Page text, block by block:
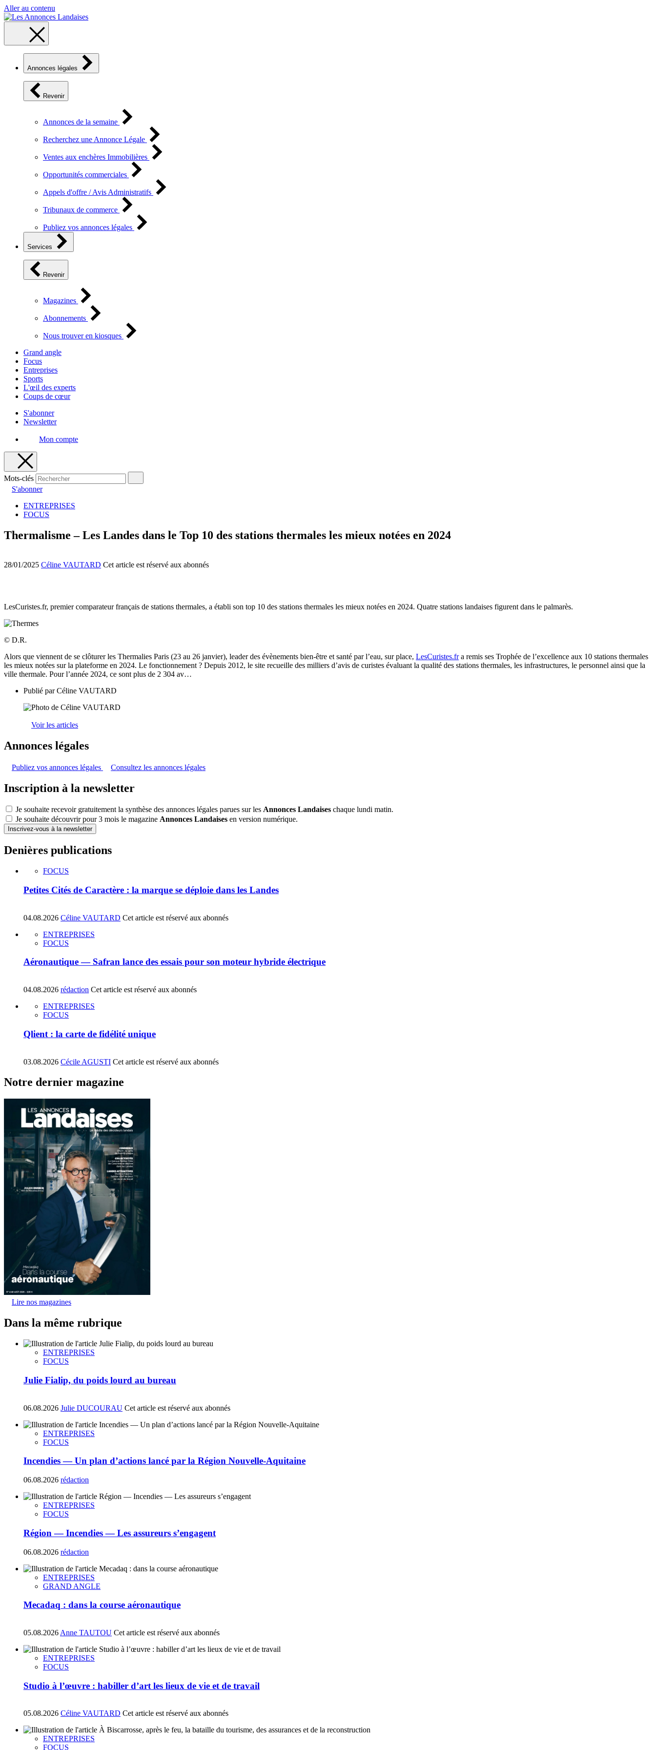
Aller au contenu
Annonces légales
Revenir
Annonces de la semaine
Recherchez une Annonce Légale
Ventes aux enchères Immobilières
Opportunités commerciales
Appels d'offre / Avis Administratifs
Tribunaux de commerce
Publiez vos annonces légales
Services
Revenir
Magazines
Abonnements
Nous trouver en kiosques
Grand angle
Focus
Entreprises
Sports
L'œil des experts
Coups de cœur
S'abonner
Newsletter
Mon compte
Mots-clés
S'abonner
ENTREPRISES
FOCUS
Thermalisme – Les Landes dans le Top 10 des stations thermales les mieux notées en 2024
28/01/2025 Céline VAUTARD Cet article est réservé aux abonnés
LesCuristes.fr, premier comparateur français de stations thermales, a établi son top 10 des stations thermales les mieux notées en 2024. Quatre stations landaises figurent dans le palmarès.
© D.R.
Alors que viennent de se clôturer les Thermalies Paris (23 au 26 janvier), leader des évènements bien-être et santé par l’eau, sur place, LesCuristes.fra remis ses Trophée de l’excellence aux 10 stations thermales
les mieux notées sur la plateforme en 2024. Le fonctionnement ? Depuis 2012, le site recueille des milliers d’avis de curistes évaluant la qualité des stations thermales, les infrastructures, le personnel ainsi que la
ville thermale. Pour l’année 2024, ce sont plus de 2 304 av…
Publié parCéline VAUTARD
Voir les articles
Annonces légales
Publiez vos annonces légales Consultez les annonces légales
Inscription à la newsletter
Je souhaite recevoir gratuitement la synthèse des annonces légales parues sur les Annonces Landaises chaque lundi matin.
Je souhaite découvrir pour 3 mois le magazine Annonces Landaises en version numérique.
Inscrivez-vous à la newsletter
Denières publications
FOCUS
Petites Cités de Caractère : la marque se déploie dans les Landes
04.08.2026 Céline VAUTARD Cet article est réservé aux abonnés
ENTREPRISES
FOCUS
Aéronautique — Safran lance des essais pour son moteur hybride électrique
04.08.2026 rédaction Cet article est réservé aux abonnés
ENTREPRISES
FOCUS
Qlient : la carte de fidélité unique
03.08.2026 Cécile AGUSTI Cet article est réservé aux abonnés
Notre dernier magazine
Lire nos magazines
Dans la même rubrique
ENTREPRISES
FOCUS
Julie Fialip, du poids lourd au bureau
06.08.2026 Julie DUCOURAU Cet article est réservé aux abonnés
ENTREPRISES
FOCUS
Incendies — Un plan d’actions lancé par la Région Nouvelle-Aquitaine
06.08.2026 rédaction
ENTREPRISES
FOCUS
Région — Incendies — Les assureurs s’engagent
06.08.2026 rédaction
ENTREPRISES
GRAND ANGLE
Mecadaq : dans la course aéronautique
05.08.2026 Anne TAUTOU Cet article est réservé aux abonnés
ENTREPRISES
FOCUS
Studio à l’œuvre : habiller d’art les lieux de vie et de travail
05.08.2026 Céline VAUTARD Cet article est réservé aux abonnés
ENTREPRISES
FOCUS